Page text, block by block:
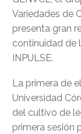
Variedades de
presenta gran
continuidad de
INPULSE.
La primera de
Universidad
del cultivo de
primera sesión